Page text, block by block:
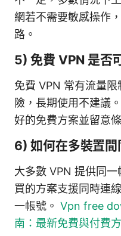
網若不需要敏感操作
路。
5) 免費 VPN 是否
免費 VPN 常有流量
險，長期使用不建議
好的免費方案並留意
6) 如何在多裝置間
大多數 VPN 提供同
買的方案支援同時連
一帳號。 Vpn free
南：最新免費與付費